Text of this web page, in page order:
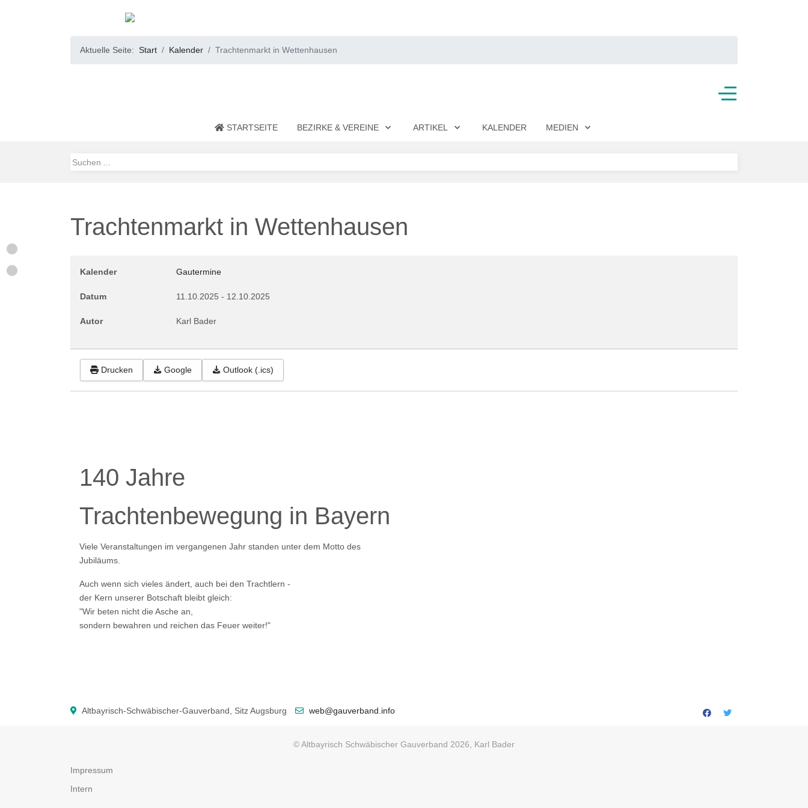
Aktuelle Seite: Start Kalender Trachtenmarkt in Wettenhausen
STARTSEITE BEZIRKE & VEREINE ARTIKEL KALENDER MEDIEN
Trachtenmarkt in Wettenhausen
Kalender Gautermine
Datum 11.10.2025 - 12.10.2025
Autor Karl Bader
Drucken Google Outlook (.ics)
140 Jahre
Trachtenbewegung in Bayern
Viele Veranstaltungen im vergangenen Jahr standen unter dem Motto des
Jubiläums.
Auch wenn sich vieles ändert, auch bei den Trachtlern -
der Kern unserer Botschaft bleibt gleich:
"Wir beten nicht die Asche an,
sondern bewahren und reichen das Feuer weiter!"
Altbayrisch-Schwäbischer-Gauverband, Sitz Augsburg web@gauverband.info
© Altbayrisch Schwäbischer Gauverband 2026, Karl Bader
Impressum
Intern